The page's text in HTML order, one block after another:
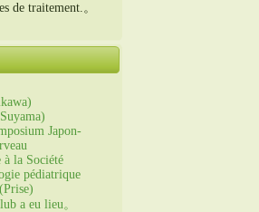
de traitement.。
Japon-
à la Société
pédiatrique
a eu lieu。